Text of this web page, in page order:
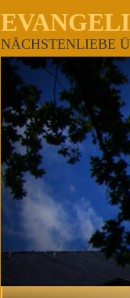
NÄCHSTENLIEBE